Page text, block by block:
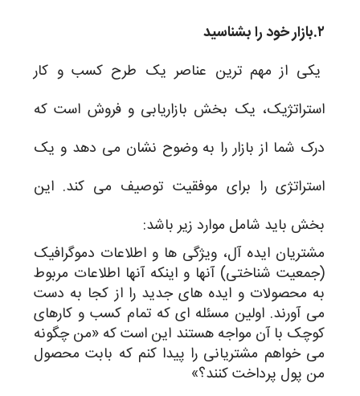
۲.بازار خود را بشناسید
یکی از مهم ترین عناصر یک طرح کسب و کار
استراتژیک، یک بخش بازاریابی و فروش است که
درک شما از بازار را به وضوح نشان می دهد و یک
استراتژی را برای موفقیت توصیف می کند. این
بخش باید شامل موارد زیر باشد:
مشتریان ایده آل، ویژگی ها و اطلاعات دموگرافیک
(جمعیت شناختی) آنها و اینکه آنها اطلاعات مربوط
به محصولات و ایده های جدید را از کجا به دست
می آورند. اولین مسئله ای که تمام کسب و کارهای
کوچک با آن مواجه هستند این است که «من چگونه
می خواهم مشتریانی را پیدا کنم که بابت محصول
من پول پرداخت کنند؟»